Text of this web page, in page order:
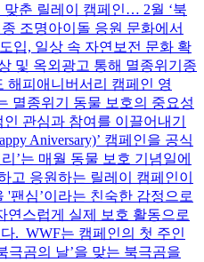
춘 릴레이 캠페인… 2월 ‘북
조명아이돌 응원 문화에서
입, 일상 속 자연보전 문화 확
및 옥외광고 통해 멸종위기종
해피애니버서리 캠페인 영
멸종위기 동물 보호의 중요성
관심과 참여를 이끌어내기
Aniversary)’ 캠페인을 공식
’는 매월 동물 보호 기념일에
고 응원하는 릴레이 캠페인이
'팬심’이라는 친숙한 감정으로
연스럽게 실제 보호 활동으로
. WWF는 캠페인의 첫 주인
극곰의 날’을 맞는 북극곰을